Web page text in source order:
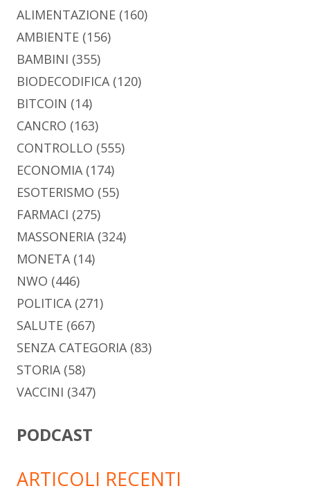
ALIMENTAZIONE (160)
AMBIENTE (156)
BAMBINI (355)
BIODECODIFICA(120)
BITCOIN (14)
CANCRO (163)
CONTROLLO (555)
ECONOMIA(174)
ESOTERISMO (55)
FARMACI (275)
MASSONERIA(324)
MONETA(14)
NWO (446)
POLITICA(271)
SALUTE (667)
SENZA CATEGORIA(83)
STORIA(58)
VACCINI (347)
PODCAST
ARTICOLI RECENTI